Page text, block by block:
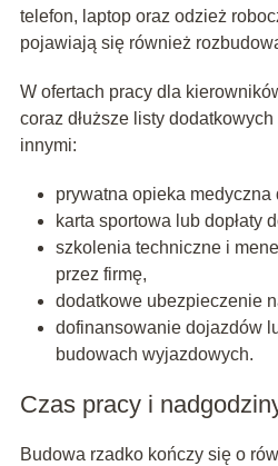
telefon, laptop oraz odzież
pojawiają się również
W ofertach pracy dla
coraz dłuższe listy
innymi:
prywatna opieka
karta sportowa lub dopłaty
szkolenia techniczne i
przez firmę,
dodatkowe ubezpieczenie
dofinansowanie dojazdów
budowach wyjazdowych.
Czas pracy i
Budowa rzadko kończy się o